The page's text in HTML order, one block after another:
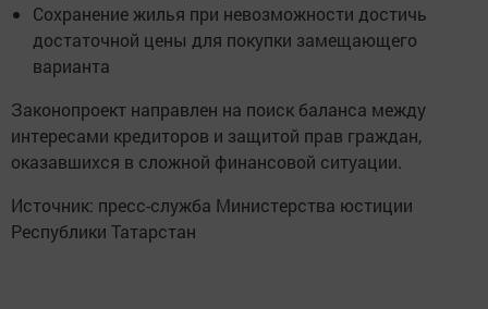
Сохранение жилья при невозможности достичь
достаточной цены для покупки замещающего
варианта
Законопроект направлен на поиск баланса между
интересами кредиторов и защитой прав граждан,
оказавшихся в сложной финансовой ситуации.
Источник: пресс-служба Министерства юстиции
Республики Татарстан